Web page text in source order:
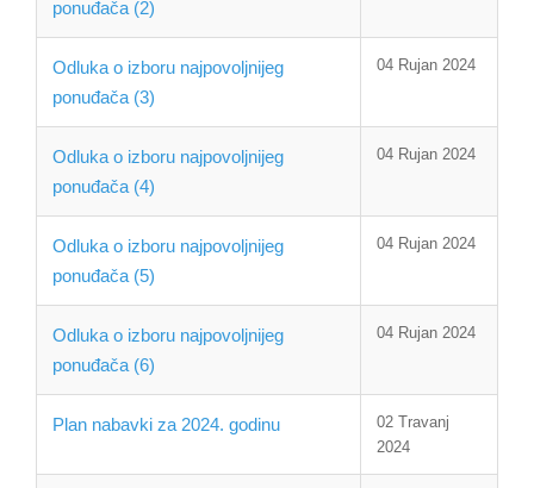
ponuđača (2)
Odluka o izboru najpovoljnijeg
ponuđača (3)
04 Rujan 2024
Odluka o izboru najpovoljnijeg
ponuđača (4)
04 Rujan 2024
Odluka o izboru najpovoljnijeg
ponuđača (5)
04 Rujan 2024
Odluka o izboru najpovoljnijeg
ponuđača (6)
04 Rujan 2024
Plan nabavki za 2024. godinu
02 Travanj
2024